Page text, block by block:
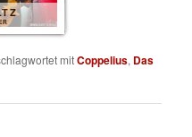
mitCoppelius, Das